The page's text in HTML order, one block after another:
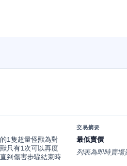
1隻超量怪獸為對
只有1次可以再度
到傷害步驟結束時
交易摘要
最低賣價
列表為即時賣場